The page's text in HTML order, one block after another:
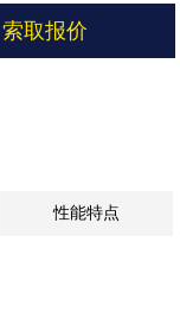
索取报价
性能特点